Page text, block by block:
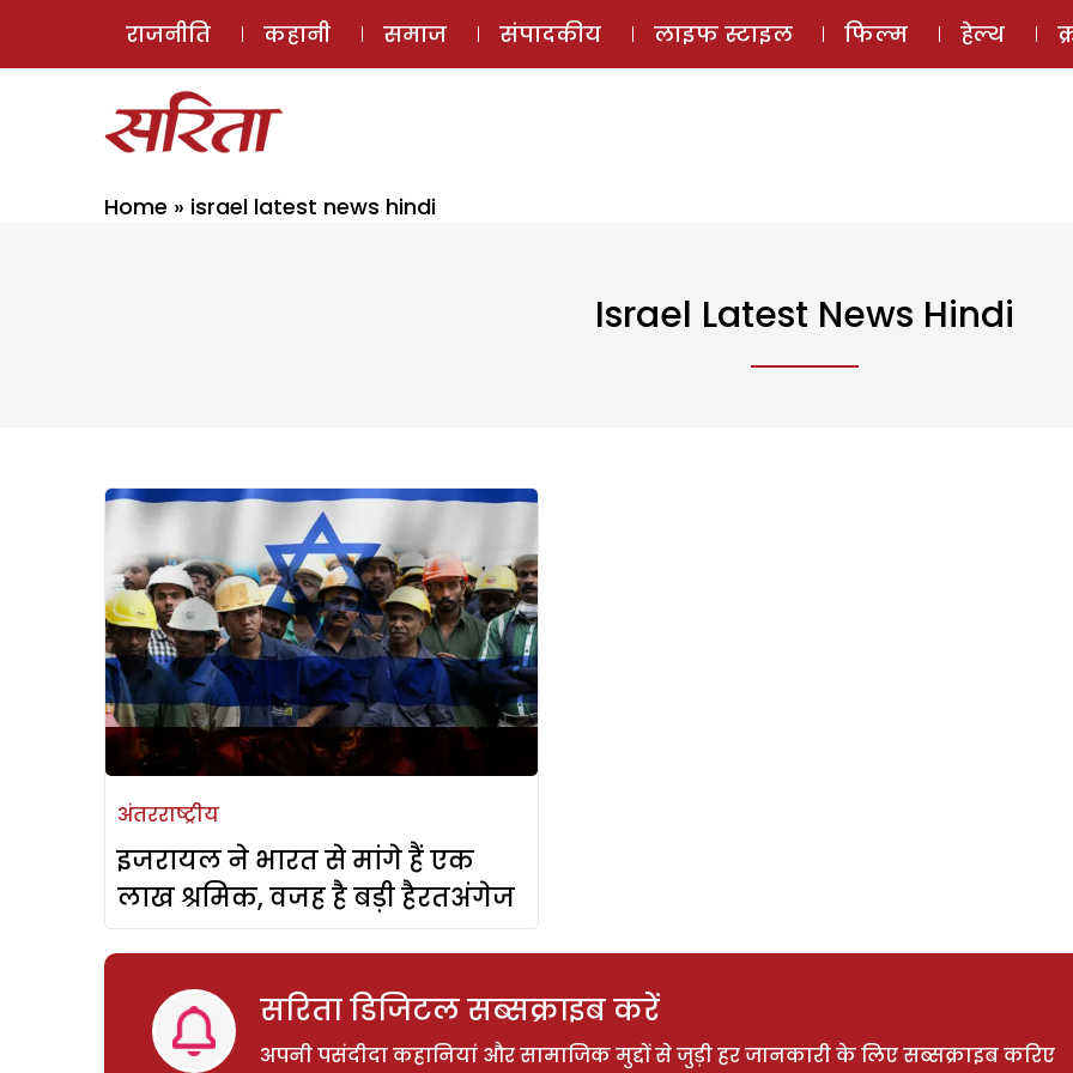
ई-मैगज़ीन
राजनीति कहानी समाज संपादकीय लाइफ स्टाइल फिल्म हेल्थ
Home » israel latest news hindi
Israel Latest News Hindi
अंतरराष्ट्रीय
इजरायल ने भारत से मांगे हैं एक
लाख श्रमिक, वजह है बड़ी हैरतअंगेज
सरिता डिजिटल सब्सक्राइब करें
अपनी पसंदीदा कहानियां और सामाजिक मुद्दों से जुड़ी हर जानकारी के लिए सब्सक्राइब करिए